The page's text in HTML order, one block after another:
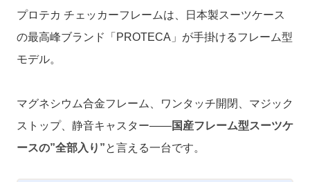
プロテカ チェッカーフレームは、日本製スーツケース
の最高峰ブランド「PROTECA」が手掛けるフレーム型
モデル。
マグネシウム合金フレーム、ワンタッチ開閉、マジック
ストップ、静音キャスター——国産フレーム型スーツケ
ースの”全部入り”と言える一台です。